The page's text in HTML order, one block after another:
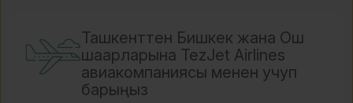
Ташкенттен Бишкек жана Ош
шаарларына TezJet Airlines
авиакомпаниясы менен учуп
барыңыз